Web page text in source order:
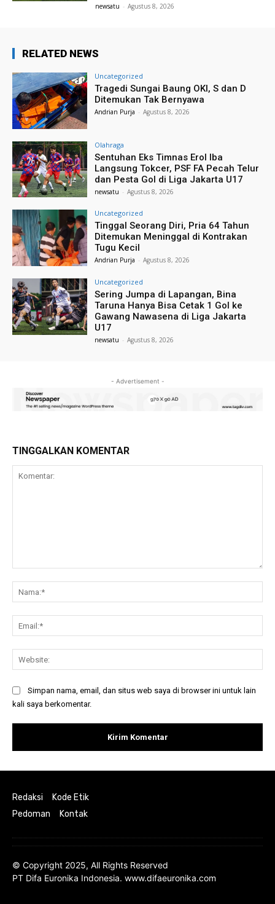
newsatu - Agustus 8, 2026
RELATED NEWS
Uncategorized
Tragedi Sungai Baung OKI, S dan D
Ditemukan Tak Bernyawa
Andrian Purja - Agustus 8, 2026
Olahraga
Sentuhan Eks Timnas Erol Iba
Langsung Tokcer, PSF FA Pecah Telur
dan Pesta Gol di Liga Jakarta U17
newsatu - Agustus 8, 2026
Uncategorized
Tinggal Seorang Diri, Pria 64 Tahun
Ditemukan Meninggal di Kontrakan
Tugu Kecil
Andrian Purja - Agustus 8, 2026
Uncategorized
Sering Jumpa di Lapangan, Bina
Taruna Hanya Bisa Cetak 1 Gol ke
Gawang Nawasena di Liga Jakarta
U17
newsatu - Agustus 8, 2026
- Advertisement -
TINGGALKAN KOMENTAR
Simpan nama, email, dan situs web saya di browser ini untuk lain
kali saya berkomentar.
Redaksi
Kode Etik
Pedoman
Kontak
© Copyright 2025, All Rights Reserved
PT Difa Euronika Indonesia. www.difaeuronika.com